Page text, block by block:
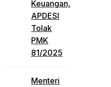
Keuangan,
APDESI
Tolak
PMK
81/2025
Menteri